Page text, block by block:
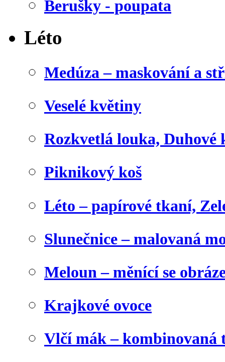
Berušky - poupata
Léto
Medúza – maskování a
Veselé květiny
Rozkvetlá louka, Duhové
Piknikový koš
Léto – papírové tkaní,
Slunečnice – malovaná
Meloun – měnící se
Krajkové ovoce
Vlčí mák – kombinovaná